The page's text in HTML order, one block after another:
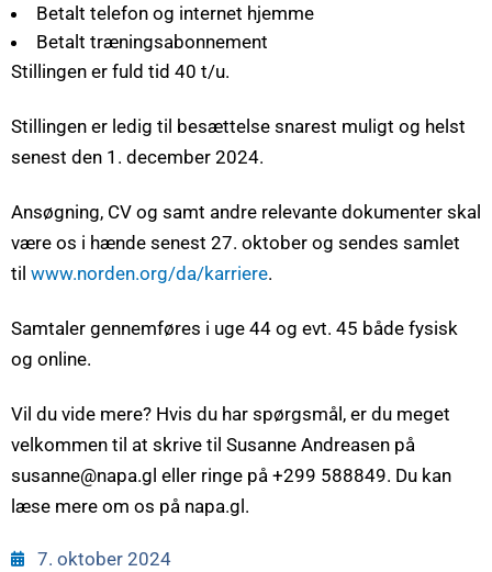
Betalt telefon og internet hjemme
Betalt træningsabonnement
Stillingen er fuld tid 40 t/u.
Stillingen er ledig til besættelse snarest muligt og helst
senest den 1. december 2024.
Ansøgning, CV og samt andre relevante dokumenter skal
være os i hænde senest 27. oktober og sendes samlet
til www.norden.org/da/karriere.
Samtaler gennemføres i uge 44 og evt. 45 både fysisk
og online.
Vil du vide mere? Hvis du har spørgsmål, er du meget
velkommen til at skrive til Susanne Andreasen på
susanne@napa.gl eller ringe på +299 588849. Du kan
læse mere om os på napa.gl.
7. oktober 2024